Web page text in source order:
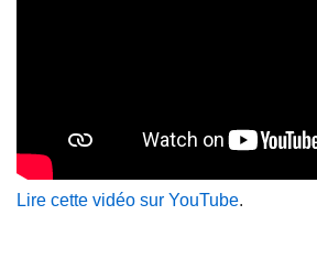
Lire cette vidéo sur YouTube.